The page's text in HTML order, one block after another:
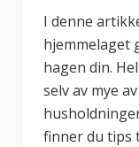
s
k
?
K
o
r
t
r
e
I denne
hjemmelaget
hagen din.
selv av mye
finner du tips